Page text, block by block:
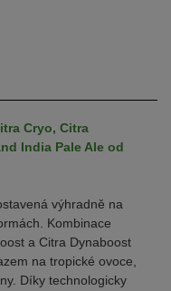
Cryo, Citra
India Pale Ale od
výhradně na
Kombinace
a Citra Dynaboost
na tropické ovoce,
Díky technologicky